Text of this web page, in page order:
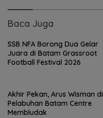
Baca Juga
SSB NFA Borong Dua Gelar
Juara di Batam Grassroot
Football Festival 2026
Akhir Pekan, Arus Wisman di
Pelabuhan Batam Centre
Membludak